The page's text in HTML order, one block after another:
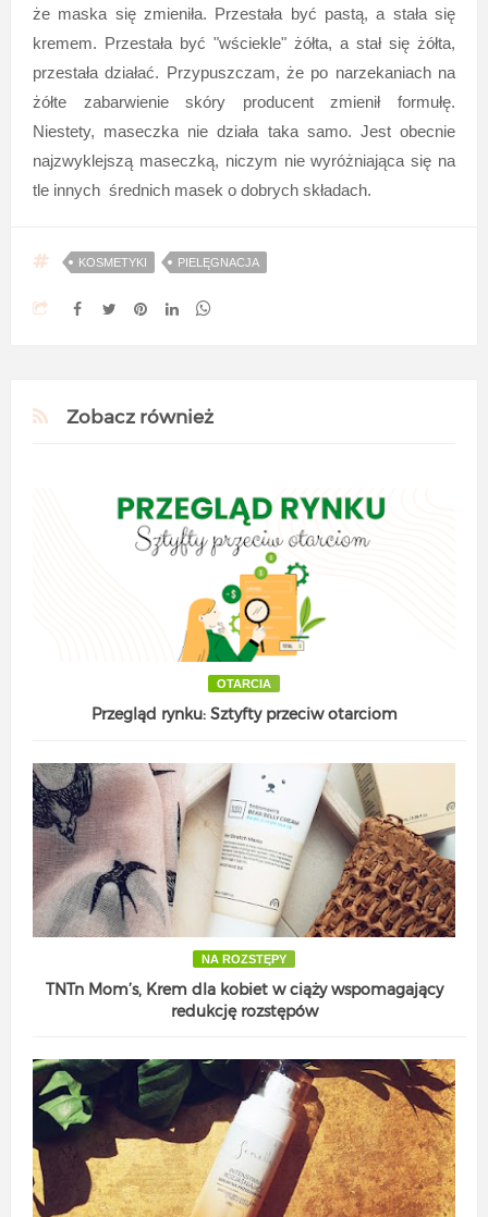
że maska się zmieniła. Przestała być pastą, a stała się
kremem. Przestała być "wściekle" żółta, a stał się żółta,
przestała działać. Przypuszczam, że po narzekaniach na
żółte zabarwienie skóry producent zmienił formułę.
Niestety, maseczka nie działa taka samo. Jest obecnie
najzwyklejszą maseczką, niczym nie wyróżniająca się na
tle innych średnich masek o dobrych składach.
KOSMETYKI PIELĘGNACJA
Zobacz również
OTARCIA
Przegląd rynku: Sztyfty przeciw otarciom
NA ROZSTĘPY
TNTn Mom’s, Krem dla kobiet w ciąży wspomagający
redukcję rozstępów